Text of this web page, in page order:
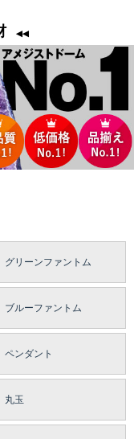
グリーンファントム
ブルーファントム
ペンダント
丸玉